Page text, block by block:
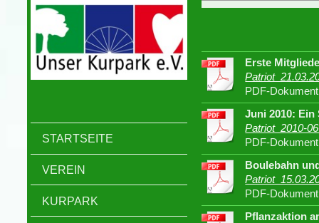
STARTSEITE
VEREIN
KURPARK
Erste
PDF-
Juni 2010:
Patriot_2010-
PDF-
Boulebahn
PDF-
Pflanzaktion